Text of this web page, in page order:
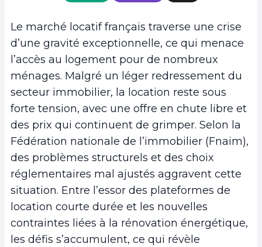
Le marché locatif français traverse une crise
d’une gravité exceptionnelle, ce qui menace
l’accès au logement pour de nombreux
ménages. Malgré un léger redressement du
secteur immobilier, la location reste sous
forte tension, avec une offre en chute libre et
des prix qui continuent de grimper. Selon la
Fédération nationale de l’immobilier (Fnaim),
des problèmes structurels et des choix
réglementaires mal ajustés aggravent cette
situation. Entre l’essor des plateformes de
location courte durée et les nouvelles
contraintes liées à la rénovation énergétique,
les défis s’accumulent, ce qui révèle